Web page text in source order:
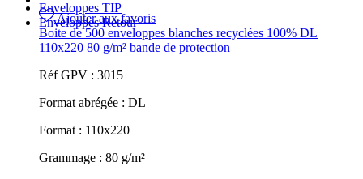
Enveloppes TIP
Enveloppes Retour
Ajouter aux favoris
Boite de 500 enveloppes blanches recyclées 100% DL
110x220 80 g/m² bande de protection
Réf GPV : 3015
Format abrégée : DL
Format : 110x220
Grammage : 80 g/m²